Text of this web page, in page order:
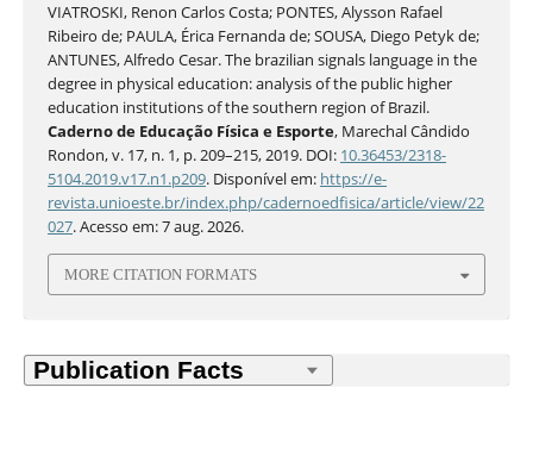
VIATROSKI, Renon Carlos Costa; PONTES, Alysson Rafael
Ribeiro de; PAULA, Érica Fernanda de; SOUSA, Diego Petyk de;
ANTUNES, Alfredo Cesar. The brazilian signals language in the
degree in physical education: analysis of the public higher
education institutions of the southern region of Brazil.
Caderno de Educação Física e Esporte, Marechal Cândido
Rondon, v. 17, n. 1, p. 209–215, 2019. DOI: 10.36453/2318-
5104.2019.v17.n1.p209. Disponível em: https://e-
revista.unioeste.br/index.php/cadernoedfisica/article/view/22
027. Acesso em: 7 aug. 2026.
MORE CITATION FORMATS